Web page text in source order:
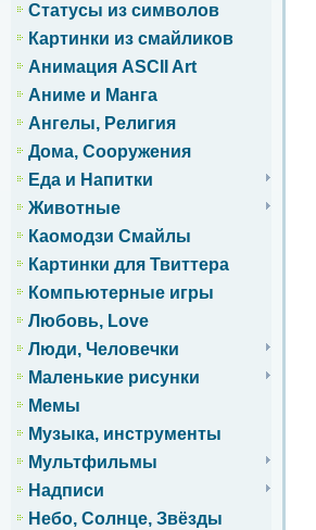
Статусы из символов
Картинки из смайликов
Анимация ASCII Art
Аниме и Манга
Ангелы, Религия
Дома, Сооружения
Еда и Напитки
Животные
Каомодзи Смайлы
Картинки для Твиттера
Компьютерные игры
Любовь, Love
Люди, Человечки
Маленькие рисунки
Мемы
Музыка, инструменты
Мультфильмы
Надписи
Небо, Солнце, Звёзды